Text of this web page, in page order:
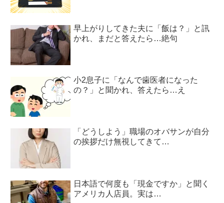
早上がりしてきた夫に「飯は？」と訊
かれ、まだと答えたら…絶句
小2息子に「なんで歯医者になった
の？」と聞かれ、答えたら…え
「どうしよう」職場のオバサンが自分
の挨拶だけ無視してきて…
日本語で何度も「現金ですか」と聞く
アメリカ人店員。実は…